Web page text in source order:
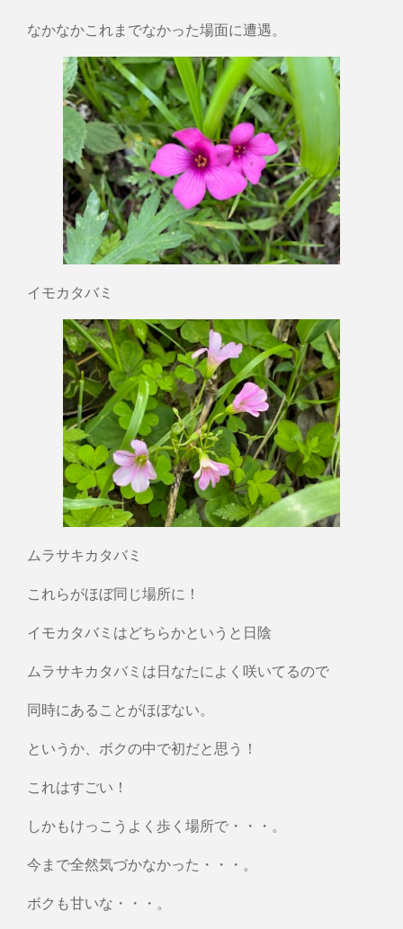
なかなかこれまでなかった場面に遭遇。
イモカタバミ
ムラサキカタバミ
これらがほぼ同じ場所に！
イモカタバミはどちらかというと日陰
ムラサキカタバミは日なたによく咲いてるので
同時にあることがほぼない。
というか、ボクの中で初だと思う！
これはすごい！
しかもけっこうよく歩く場所で・・・。
今まで全然気づかなかった・・・。
ボクも甘いな・・・。